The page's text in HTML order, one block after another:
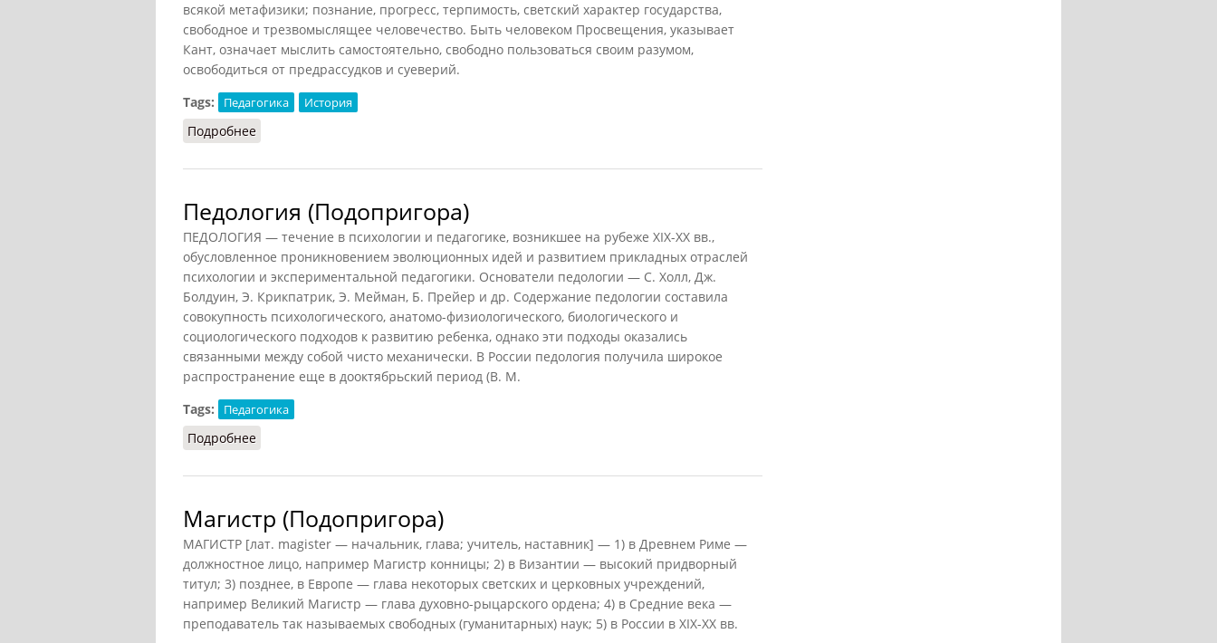
всякой метафизики; познание, прогресс, терпимость, светский характер государства,
свободное и трезвомыслящее человечество. Быть человеком Просвещения, указывает
Кант, означает мыслить самостоятельно, свободно пользоваться своим разумом,
освободиться от предрассудков и суеверий.
Tags:
Педагогика История
Подробнее
Педология (Подопригора)
ПЕДОЛОГИЯ — течение в психологии и педагогике, возникшее на рубеже ХIХ-ХХ вв.,
обусловленное проникновением эволюционных идей и развитием прикладных отраслей
психологии и экспериментальной педагогики. Основатели педологии — С. Холл, Дж.
Болдуин, Э. Крикпатрик, Э. Мейман, Б. Прейер и др. Содержание педологии составила
совокупность психологического, анатомо-физиологического, биологического и
социологического подходов к развитию ребенка, однако эти подходы оказались
связанными между собой чисто механически. В России педология получила широкое
распространение еще в дооктябрьский период (В. М.
Tags:
Педагогика
Подробнее
Магистр (Подопригора)
МАГИСТР [лат. magister — начальник, глава; учитель, наставник] — 1) в Древнем Риме —
должностное лицо, например Магистр конницы; 2) в Византии — высокий придворный
титул; 3) позднее, в Европе — глава некоторых светских и церковных учреждений,
например Великий Магистр — глава духовно-рыцарского ордена; 4) в Средние века —
преподаватель так называемых свободных (гуманитарных) наук; 5) в России в XIX-XX вв.